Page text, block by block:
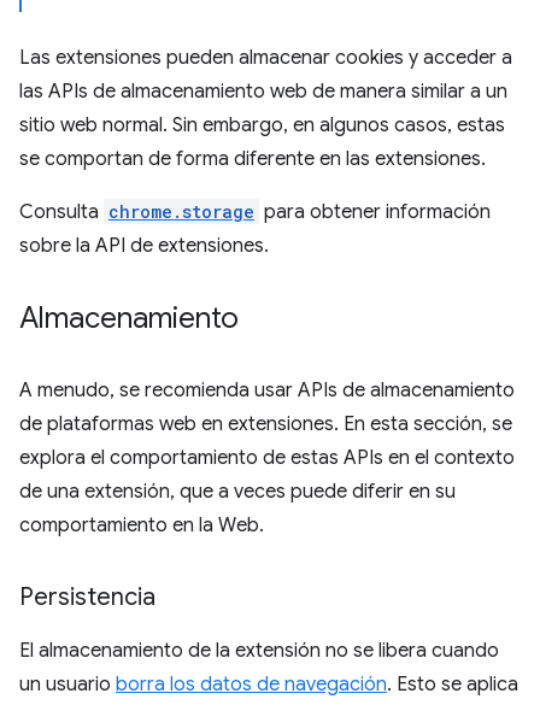
Las extensiones pueden almacenar cookies y acceder a
las APIs de almacenamiento web de manera similar a un
sitio web normal. Sin embargo, en algunos casos, estas
se comportan de forma diferente en las extensiones.
Consulta chrome.storage para obtener información
sobre la API de extensiones.
Almacenamiento
A menudo, se recomienda usar APIs de almacenamiento
de plataformas web en extensiones. En esta sección, se
explora el comportamiento de estas APIs en el contexto
de una extensión, que a veces puede diferir en su
comportamiento en la Web.
Persistencia
El almacenamiento de la extensión no se libera cuando
un usuario borra los datos de navegación. Esto se aplica